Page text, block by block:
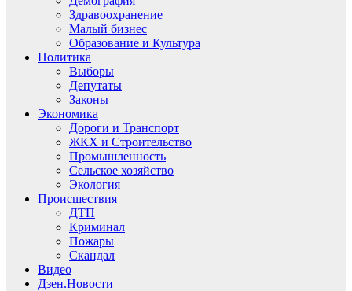
Здравоохранение
Малый бизнес
Образование и Культура
Политика
Выборы
Депутаты
Законы
Экономика
Дороги и Транспорт
ЖКХ и Строительство
Промышленность
Сельское хозяйство
Экология
Происшествия
ДТП
Криминал
Пожары
Скандал
Видео
Дзен.Новости